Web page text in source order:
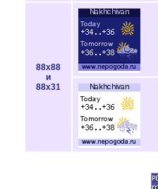
88x88
и
88x31